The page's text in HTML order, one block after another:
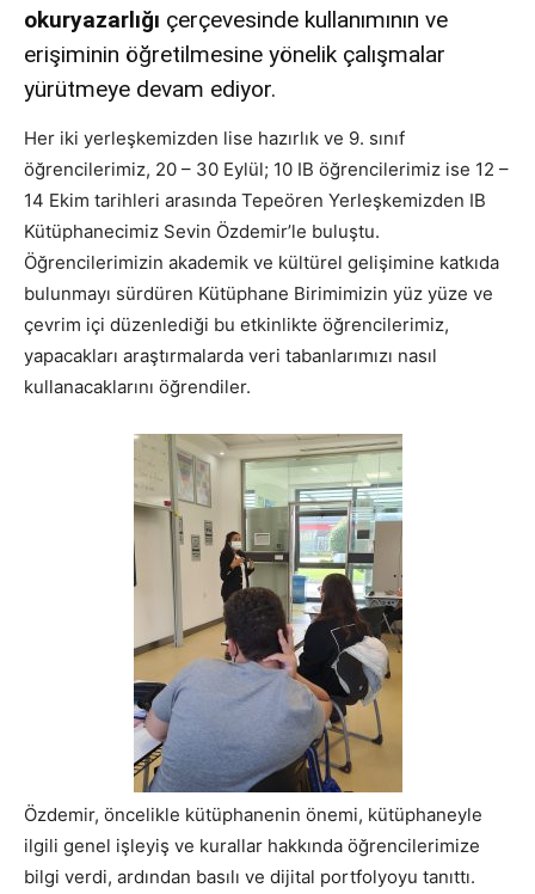
okuryazarlığı çerçevesinde kullanımının ve
erişiminin öğretilmesine yönelik çalışmalar
yürütmeye devam ediyor.
Her iki yerleşkemizden lise hazırlık ve 9. sınıf
öğrencilerimiz, 20 – 30 Eylül; 10 IB öğrencilerimiz ise 12 –
14 Ekim tarihleri arasında Tepeören Yerleşkemizden IB
Kütüphanecimiz Sevin Özdemir’le buluştu.
Öğrencilerimizin akademik ve kültürel gelişimine katkıda
bulunmayı sürdüren Kütüphane Birimimizin yüz yüze ve
çevrim içi düzenlediği bu etkinlikte öğrencilerimiz,
yapacakları araştırmalarda veri tabanlarımızı nasıl
kullanacaklarını öğrendiler.
Özdemir, öncelikle kütüphanenin önemi, kütüphaneyle
ilgili genel işleyiş ve kurallar hakkında öğrencilerimize
bilgi verdi, ardından basılı ve dijital portfolyoyu tanıttı.